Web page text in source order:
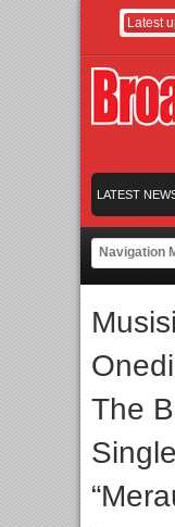
Latest
LATEST
Jakarta dengan
Gerbang Inovasi dan
Perpaduan Warisan
Jakarta dengan
The